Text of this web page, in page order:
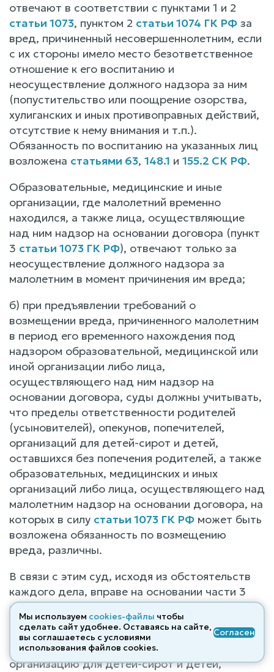
отвечают в соответствии с пунктами 1 и 2
статьи 1073, пунктом 2 статьи 1074 ГК РФ за
вред, причиненный несовершеннолетним, если
с их стороны имело место безответственное
отношение к его воспитанию и
неосуществление должного надзора за ним
(попустительство или поощрение озорства,
хулиганских и иных противоправных действий,
отсутствие к нему внимания и т.п.).
Обязанность по воспитанию на указанных лиц
возложена статьями 63, 148.1 и 155.2 СК РФ.
Образовательные, медицинские и иные
организации, где малолетний временно
находился, а также лица, осуществляющие
над ним надзор на основании договора (пункт
3 статьи 1073 ГК РФ), отвечают только за
неосуществление должного надзора за
малолетним в момент причинения им вреда;
б) при предъявлении требований о
возмещении вреда, причиненного малолетним
в период его временного нахождения под
надзором образовательной, медицинской или
иной организации либо лица,
осуществляющего над ним надзор на
основании договора, суды должны учитывать,
что пределы ответственности родителей
(усыновителей), опекунов, попечителей,
организаций для детей-сирот и детей,
оставшихся без попечения родителей, а также
образовательных, медицинских и иных
организаций либо лица, осуществляющего над
малолетним надзор на основании договора, на
которых в силу статьи 1073 ГК РФ может быть
возложена обязанность по возмещению
вреда, различны.
В связи с этим суд, исходя из обстоятельств
каждого дела, вправе на основании части 3
статьи 40 ГПК РФпривлечь к участию в деле
в качестве соответчиков:
родителей (усыновителей), опекунов либо
организацию для детей-сирот и детей,
Мы используем cookies-файлы чтобы
сделать сайт удобнее. Оставаясь на сайте,
вы соглашаетесь с условиями
использования файлов cооkies.
Согласен